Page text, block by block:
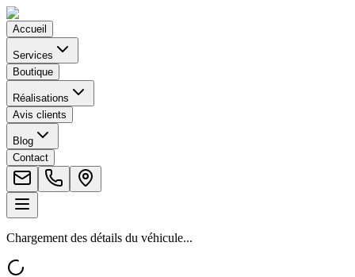
Accueil
Services
Boutique
Réalisations
Avis clients
Blog
Contact
Chargement des détails du véhicule...